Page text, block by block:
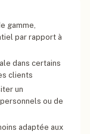
gamme,
par rapport à
dans certains
clients
un
ou de
adaptée aux